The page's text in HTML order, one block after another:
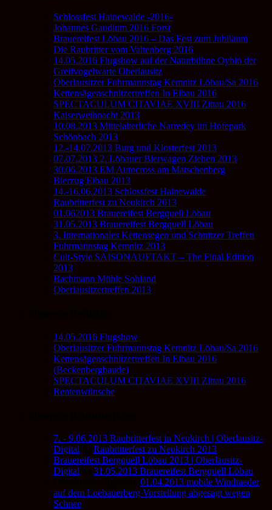
Schlossfest Hainewalde -2016-
Johannes Gaudium 2016 Forst
Brauereifest Löbau 2016 – Das Fest zum Jubiläum
Die Raubritter vom Valtenberg 2016
14.05.2016 Flugshow auf der Naturbühne Oybin der
Greifvogelwarte Oberlausitz
Oberlausitzer Fuhrmannstag Kemnitz Löbau/Sa 2016
Kettensägenschnitzertreffen In Eibau 2016
SPECTACULUM CITAVIAE XVIII Zittau 2016
Kaiserweihnacht 2013
10.08.2013 Mittelalterliche Narredey im Hofepark
Schönbach 2013
12.-14.07.2013 Burg und Klosterfest 2013
07.07.2013 2. Löbauer Bierwagen Ziehen 2013
30.06.2013 EM Autocross am Matschenberg
Bierzug Eibau 2013
14.-16.06.2013 Schlossfest Hainewalde
Raubritterfest zu Neukirch 2013
01.062013 Brauereifest Bergquell Löbau
31.05.2013 Brauereifest Bergquell Löbau
3. Internationales Kettensegen und Schnitzer Treffen
Fuhrmannstag Kemnitz 2013
Cult-Style SAISONAUFTAKT – The Final Edition
2013
Bachmann Mühle Sohland
Oberlausitzertreffen 2013
14.05.2016 Flugshow
Oberlausitzer Fuhrmannstag Kemnitz Löbau/Sa 2016
Kettensägenschnitzertreffen In Eibau 2016
(Beckenbergbaude)
SPECTACULUM CITAVIAE XVIII Zittau 2016
Rentenwünsche
7. - 9.06.2013 Raubritterfest in Neukirch | Oberlausitz-
Digital
Raubritterfest zu Neukirch 2013
Brauereifest Bergquell Löbau 2013 | Oberlausitz-
Digital
31.05.2013 Brauereifest Bergquell Löbau
01.04.2013 mobile Windraeder
auf dem Loebauerberg Vorstellung abgesagt wegen
Schnee